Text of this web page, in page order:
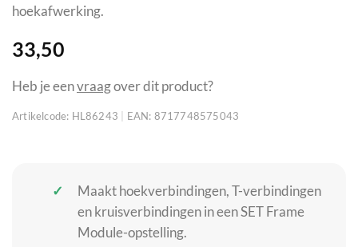
hoekafwerking.
33,50
Heb je eenvraagover dit product?
Artikelcode: HL86243 | EAN: 8717748575043
Maakt hoekverbindingen, T-verbindingen
en kruisverbindingen in een SET Frame
Module-opstelling.